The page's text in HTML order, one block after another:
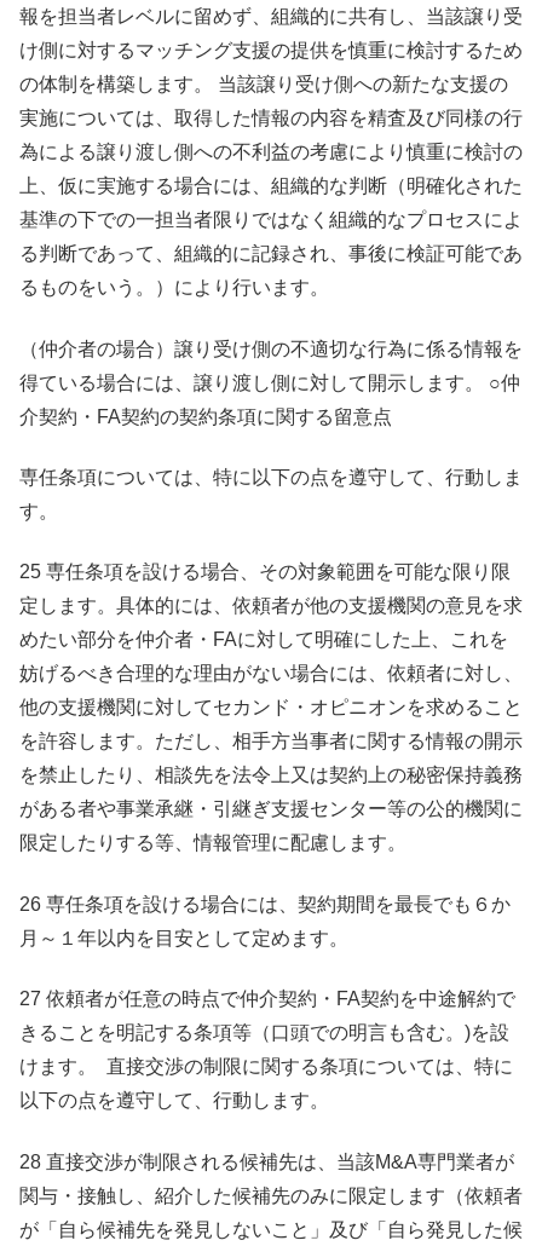
報を担当者レベルに留めず、組織的に共有し、当該譲り受
け側に対するマッチング支援の提供を慎重に検討するため
の体制を構築します。 当該譲り受け側への新たな支援の
実施については、取得した情報の内容を精査及び同様の行
為による譲り渡し側への不利益の考慮により慎重に検討の
上、仮に実施する場合には、組織的な判断（明確化された
基準の下での一担当者限りではなく組織的なプロセスによ
る判断であって、組織的に記録され、事後に検証可能であ
るものをいう。）により行います。
（仲介者の場合）譲り受け側の不適切な行為に係る情報を
得ている場合には、譲り渡し側に対して開示します。 ○仲
介契約・FA契約の契約条項に関する留意点
専任条項については、特に以下の点を遵守して、行動しま
す。
25 専任条項を設ける場合、その対象範囲を可能な限り限
定します。具体的には、依頼者が他の支援機関の意見を求
めたい部分を仲介者・FAに対して明確にした上、これを
妨げるべき合理的な理由がない場合には、依頼者に対し、
他の支援機関に対してセカンド・オピニオンを求めること
を許容します。ただし、相手方当事者に関する情報の開示
を禁止したり、相談先を法令上又は契約上の秘密保持義務
がある者や事業承継・引継ぎ支援センター等の公的機関に
限定したりする等、情報管理に配慮します。
26 専任条項を設ける場合には、契約期間を最長でも６か
月～１年以内を目安として定めます。
27 依頼者が任意の時点で仲介契約・FA契約を中途解約で
きることを明記する条項等（口頭での明言も含む。)を設
けます。 直接交渉の制限に関する条項については、特に
以下の点を遵守して、行動します。
28 直接交渉が制限される候補先は、当該M&A専門業者が
関与・接触し、紹介した候補先のみに限定します（依頼者
が「自ら候補先を発見しないこと」及び「自ら発見した候